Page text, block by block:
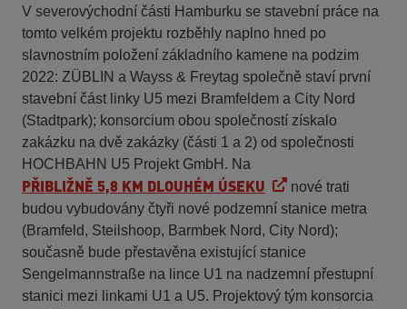
V severovýchodní části Hamburku se stavební práce na
tomto velkém projektu rozběhly naplno hned po
slavnostním položení základního kamene na podzim
2022: ZÜBLIN a Wayss & Freytag společně staví první
stavební část linky U5 mezi Bramfeldem a City Nord
(Stadtpark); konsorcium obou společností získalo
zakázku na dvě zakázky (části 1 a 2) od společnosti
HOCHBAHN U5 Projekt GmbH. Na
PŘIBLIŽNĚ 5,8 KM DLOUHÉM ÚSEKU
nové trati
budou vybudovány čtyři nové podzemní stanice metra
(Bramfeld, Steilshoop, Barmbek Nord, City Nord);
současně bude přestavěna existující stanice
Sengelmannstraße na lince U1 na nadzemní přestupní
stanici mezi linkami U1 a U5. Projektový tým konsorcia